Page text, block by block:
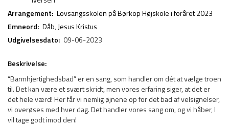
Arrangement: Lovsangsskolen på Børkop Højskole i foråret 2023
Emneord: Dåb,Jesus Kristus
Udgivelsesdato: 09-06-2023
Beskrivelse:
“Barmhjertighedsbad” er en sang, som handler om dét at vælge troen
til. Det kan være et svært skridt, men vores erfaring siger, at det er
det hele værd! Her får vi nemlig øjnene op for det bad af velsignelser,
vi overøses med hver dag. Det handler vores sang om, og vi håber, I
vil tage godt imod den!